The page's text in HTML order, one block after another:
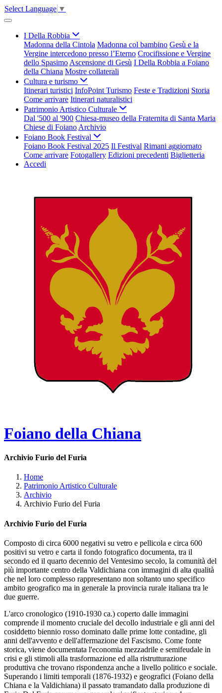
Select Language ▼
I Della Robbia
Madonna della Cintola Madonna col bambino Gesù e la
Vergine intercedono presso l’Eterno Crocifissione e Vergine
dello Spasimo Ascensione di Gesù I Della Robbia a Foiano
della Chiana Mostre collaterali
Cultura e turismo
Itinerari turistici InfoPoint Turismo Feste e Tradizioni Storia
Come arrivare Itinerari naturalistici
Patrimonio Artistico Culturale
Dal '500 al '900 Chiesa-museo della Fraternita di Santa Maria
Chiese di Foiano Archivio
Foiano Book Festival
Foiano Book Festival 2025 Il Festival Rimani aggiornato
Come arrivare Fotogallery Edizioni precedenti Biglietteria
Accedi
Foiano della Chiana
Archivio Furio del Furia
Home
Patrimonio Artistico Culturale
Archivio
Archivio Furio del Furia
Archivio Furio del Furia
Composto di circa 6000 negativi su vetro e pellicola e circa 600
positivi su vetro e carta il fondo fotografico documenta, tra il
secondo ed il quarto decennio del Ventesimo secolo, la comunità del
più importante centro della Valdichiana con immagini di alta qualità
che nel loro complesso rappresentano non soltanto uno specifico
ambito geografico ma in generale la provincia rurale italiana tra le
due guerre.
L'arco cronologico (1910-1930 ca.) coperto dalle immagini
comprende il momento cruciale del decollo industriale e gli anni del
cosiddetto biennio rosso dominato dalle prime lotte contadine, gli
anni dell'avvento e dell'affermazione del Fascismo. Come fonte
storica, viene documentata l'economia mezzadrile e semifeudale in
crisi e gli stimoli alla trasformazione ed alla ristrutturazione
produttiva che trovano rispondenza anche a livello politico e sociale.
Superando i limiti temporali (1876-1932) e geografici (Foiano della
Chiana e la Valdichiana) il passato tramandato dalla produzione di